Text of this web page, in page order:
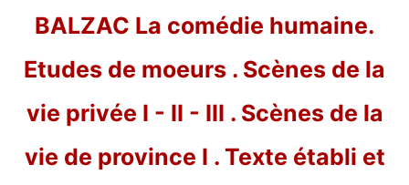
BALZAC La comédie humaine.
Etudes de moeurs . Scènes de la
vie privée I - II - III . Scènes de la
vie de province I . Texte établi et